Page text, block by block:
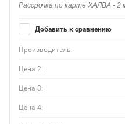
Рассрочка по карте ХАЛВА - 2
Добавить к сравнению
Производитель:
Цена 2:
Цена 3:
Цена 4: